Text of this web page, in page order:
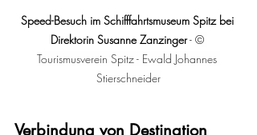
Speed-Besuch im Schifffahrtsmuseum Spitz bei
Direktorin Susanne Zanzinger - ©
Tourismusverein Spitz - Ewald Johannes
Stierschneider
Verbindung von Destination